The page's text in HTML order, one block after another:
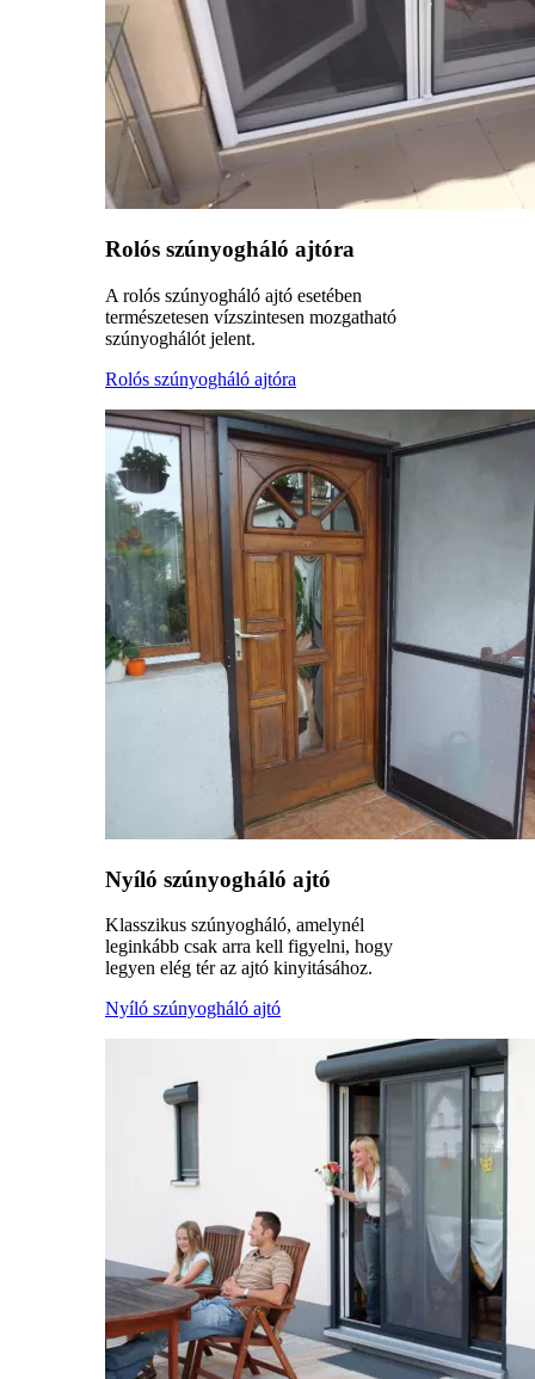
Rolós szúnyogháló ajtóra
A rolós szúnyogháló ajtó esetében
természetesen vízszintesen mozgatható
szúnyoghálót jelent.
Rolós szúnyogháló ajtóra
Nyíló szúnyogháló ajtó
Klasszikus szúnyogháló, amelynél
leginkább csak arra kell figyelni, hogy
legyen elég tér az ajtó kinyitásához.
Nyíló szúnyogháló ajtó